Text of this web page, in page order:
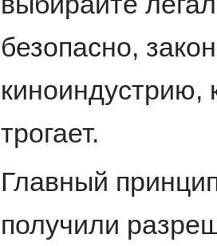
безопасно,
киноиндустрию,
трогает.
Главный
получили